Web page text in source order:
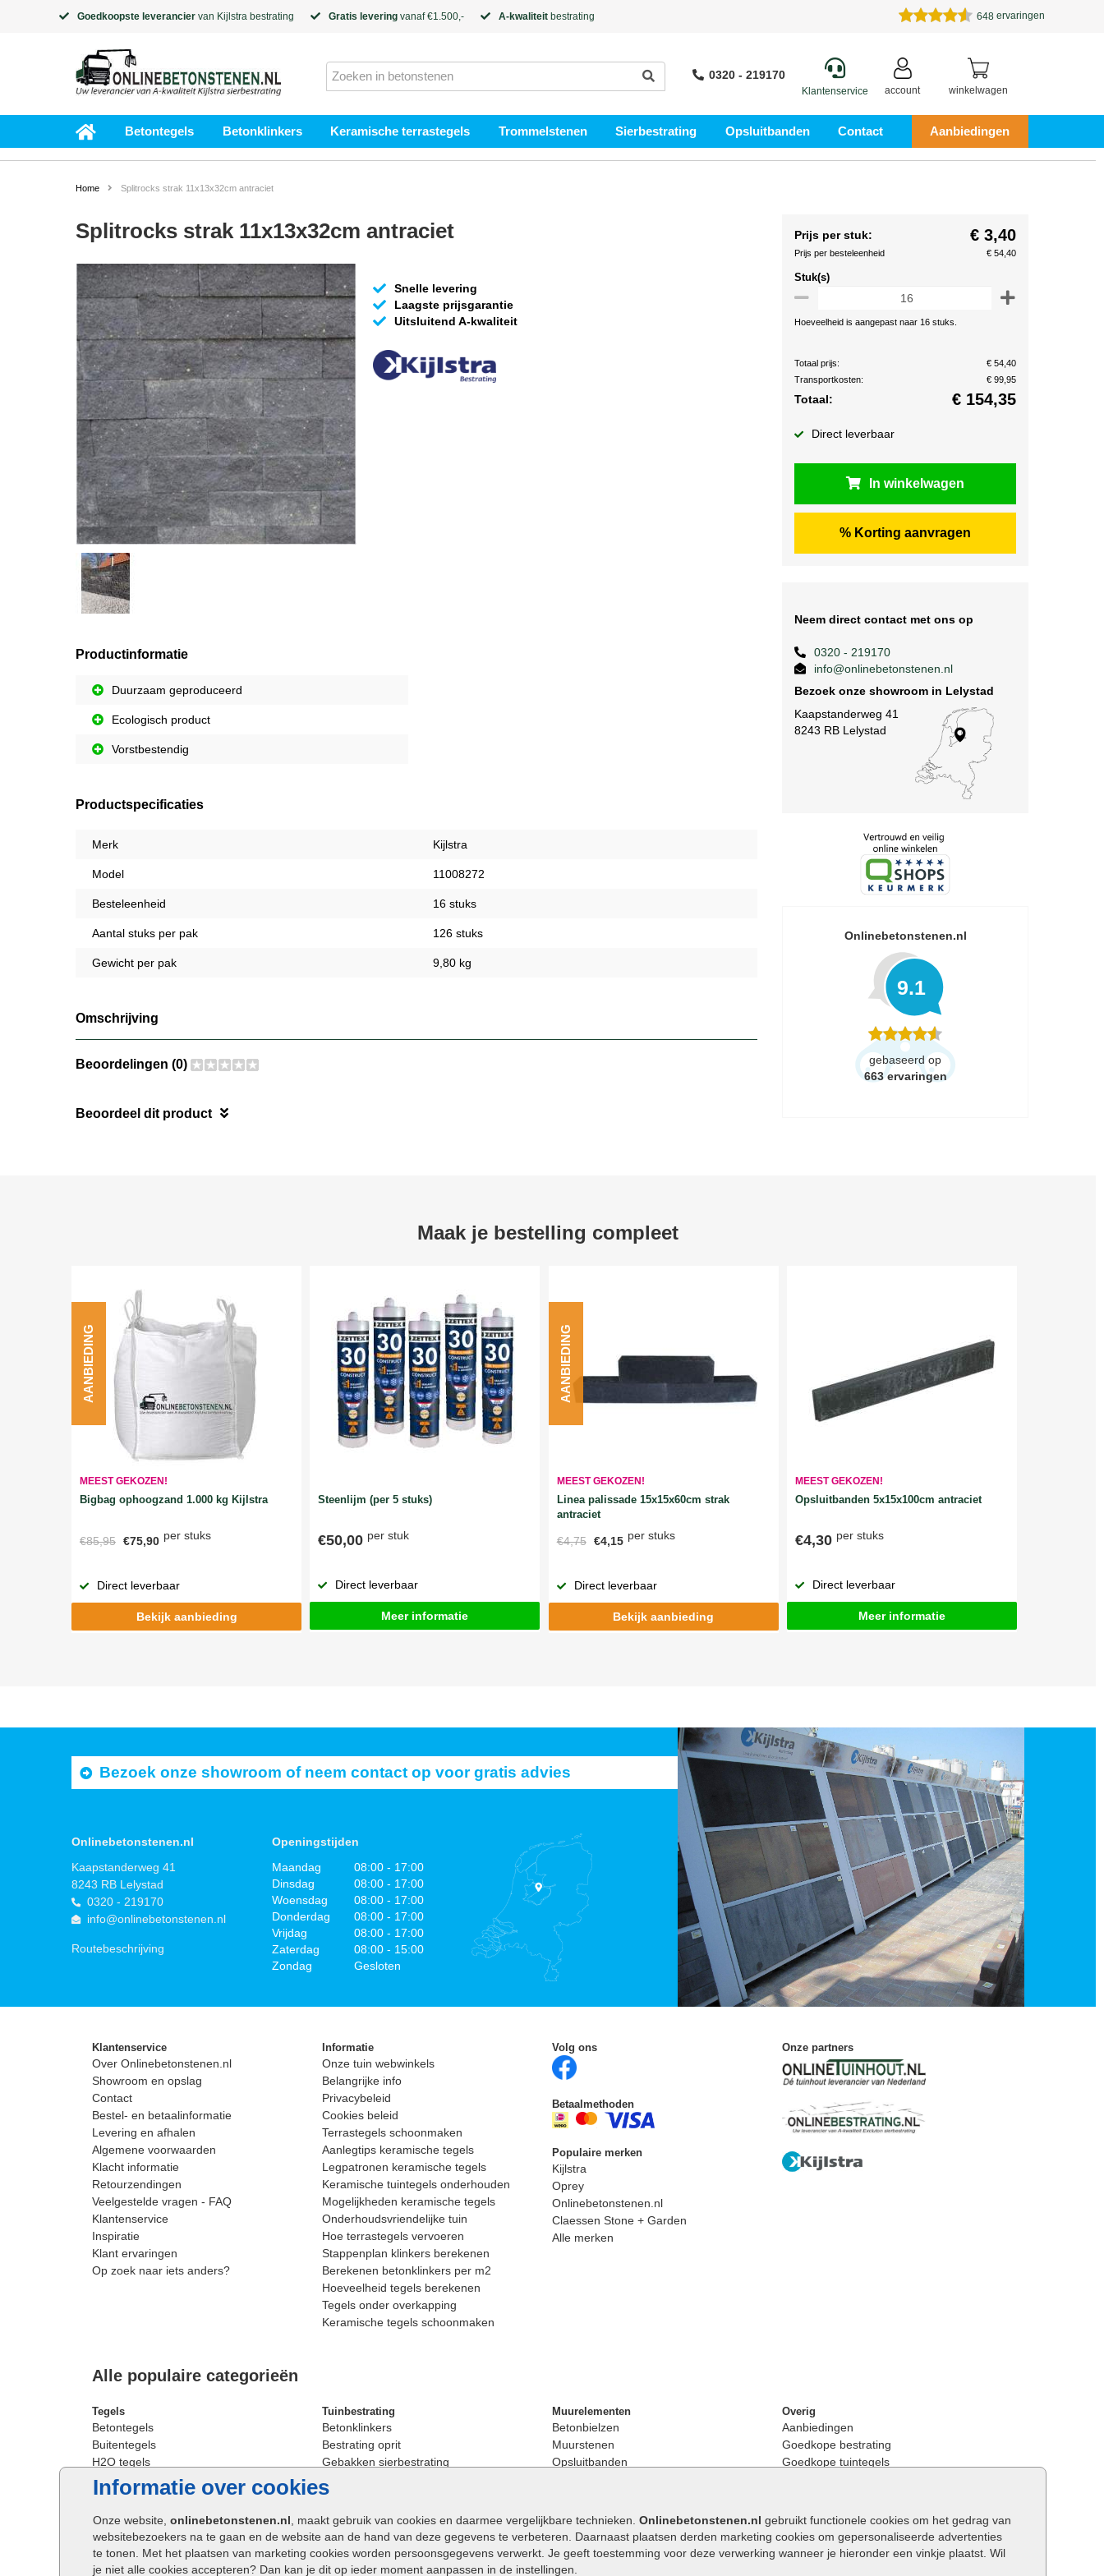
Goedkoopste leverancier van Kijlstra bestrating Gratis levering vanaf €1.500,- A-kwaliteit bestrating 648 ervaringen
0320 - 219170
Klantenservice account winkelwagen
Betontegels Betonklinkers Keramische terrastegels Trommelstenen Sierbestrating Opsluitbanden Contact Aanbiedingen
Informatie over cookies
Onze website, onlinebetonstenen.nl , maakt gebruik van cookies en daarmee vergelijkbare technieken. Onlinebetonstenen.nl gebruikt functionele cookies om het gedrag van
websitebezoekers na te gaan en de website aan de hand van deze gegevens te verbeteren. Daarnaast plaatsen derden marketing cookies om gepersonaliseerde advertenties
te tonen. Met het plaatsen van marketing cookies worden persoonsgegevens verwerkt. Je geeft toestemming voor deze verwerking wanneer je hieronder een vinkje plaatst. Wil
je niet alle cookies accepteren? Dan kan je dit op ieder moment aanpassen in de instellingen.
Home Splitrocks strak 11x13x32cm antraciet
Splitrocks strak 11x13x32cm antraciet
Snelle levering
Laagste prijsgarantie
Uitsluitend A-kwaliteit
Productinformatie
Duurzaam geproduceerd
Ecologisch product
Vorstbestendig
Productspecificaties
Merk Kijlstra
Model 11008272
Besteleenheid 16 stuks
Aantal stuks per pak 126 stuks
Gewicht per pak 9,80 kg
Omschrijving
Beoordelingen (0)
Beoordeel dit product
Prijs per stuk: € 3,40
Prijs per besteleenheid € 54,40
Stuk(s)
Hoeveelheid is aangepast naar 16 stuks.
Totaal prijs:
€ 54,40
Transportkosten:
€ 99,95
Totaal: € 154,35
Direct leverbaar
In winkelwagen
% Korting aanvragen
Neem direct contact met ons op
0320 - 219170
info@onlinebetonstenen.nl
Bezoek onze showroom in Lelystad
Kaapstanderweg 41
8243 RB Lelystad
Onlinebetonstenen.nl
9.1
gebaseerd op
663 ervaringen
Maak je bestelling compleet
MEEST GEKOZEN!
Bigbag ophoogzand 1.000 kg Kijlstra
€85,95 €75,90 per stuks
AANBIEDING
Direct leverbaar
Bekijk aanbieding
Steenlijm (per 5 stuks)
€50,00 per stuk
Direct leverbaar
Meer informatie
MEEST GEKOZEN!
Linea palissade 15x15x60cm strak
antraciet
€4,75 €4,15 per stuks
AANBIEDING
Direct leverbaar
Bekijk aanbieding
MEEST GEKOZEN!
Opsluitbanden 5x15x100cm antraciet
€4,30 per stuks
Direct leverbaar
Meer informatie
Bezoek onze showroom of neem contact op voor gratis advies
Onlinebetonstenen.nl
Kaapstanderweg 41
8243 RB Lelystad
0320 - 219170
info@onlinebetonstenen.nl
Routebeschrijving
Openingstijden
Maandag
08:00 - 17:00
Dinsdag
08:00 - 17:00
Woensdag
08:00 - 17:00
Donderdag
08:00 - 17:00
Vrijdag
08:00 - 17:00
Zaterdag
08:00 - 15:00
Zondag
Gesloten
Klantenservice
Over Onlinebetonstenen.nl
Showroom en opslag
Contact
Bestel- en betaalinformatie
Levering en afhalen
Algemene voorwaarden
Klacht informatie
Retourzendingen
Veelgestelde vragen - FAQ
Klantenservice
Inspiratie
Klant ervaringen
Op zoek naar iets anders?
Informatie
Onze tuin webwinkels
Belangrijke info
Privacybeleid
Cookies beleid
Terrastegels schoonmaken
Aanlegtips keramische tegels
Legpatronen keramische tegels
Keramische tuintegels onderhouden
Mogelijkheden keramische tegels
Onderhoudsvriendelijke tuin
Hoe terrastegels vervoeren
Stappenplan klinkers berekenen
Berekenen betonklinkers per m2
Hoeveelheid tegels berekenen
Tegels onder overkapping
Keramische tegels schoonmaken
Volg ons
Betaalmethoden
Populaire merken
Kijlstra
Oprey
Onlinebetonstenen.nl
Claessen Stone + Garden
Alle merken
Onze partners
Alle populaire categorieën
Tegels
Betontegels
Buitentegels
H2O tegels
Keramische terrastegels
Oprit tegels
Patio tegels
Siertegels
Stoeptegels
Straattegels
Tuinbestrating
Betonklinkers
Bestrating oprit
Gebakken sierbestrating
Strakke bestrating
Straatstenen
Straatklinkers
Trommelstenen
Tuinstenen
Muurelementen
Betonbielzen
Muurstenen
Opsluitbanden
Betonblokken
Stapelstenen
Overig
Aanbiedingen
Goedkope bestrating
Goedkope tuintegels
Opsluitbanden plaatsen
Keerwanden
Traptreden tuin